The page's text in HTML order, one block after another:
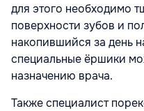
для этого необходимо
поверхности зубов и
накопившийся за день
специальные ёршики
назначению врача.
Также специалист